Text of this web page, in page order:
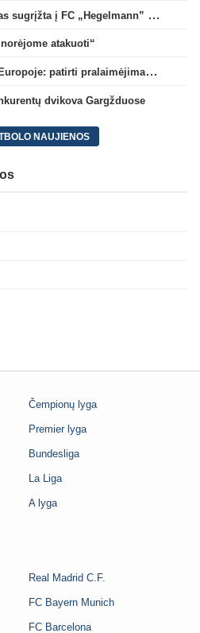
Kristupas–Algirdas Padegimas sugrįžta į FC „Hegelmann” B sudėtį
atakuoti“
Lietuvos klubų pasirodymai Europoje: patirti pralaimėjimai Kroatijos atstovams
dvikova Gargžduose
NAUJIENOS
Čempionų lyga
Premier lyga
Bundesliga
La Liga
A lyga
Real Madrid C.F.
FC Bayern Munich
FC Barcelona